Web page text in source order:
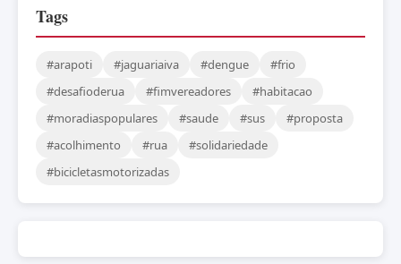
Tags
#arapoti #jaguariaiva #dengue
#frio
#desafioderua
#fimvereadores
#habitacao
#moradiaspopulares
#saude #sus
#proposta
#acolhimento
#rua
#solidariedade
#bicicletasmotorizadas